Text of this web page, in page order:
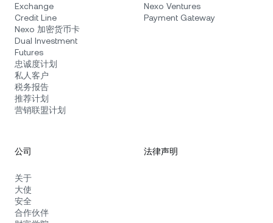
Exchange
Credit Line
Nexo 加密货币卡
Dual Investment
Futures
忠诚度计划
私人客户
税务报告
推荐计划
营销联盟计划
Nexo Ventures
Payment Gateway
公司
关于
大使
安全
合作伙伴
法律声明